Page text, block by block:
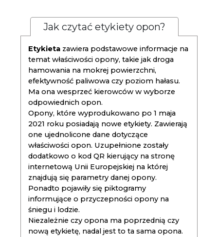
Jak czytać etykiety opon?
Etykieta zawiera podstawowe informacje na
temat właściwości opony, takie jak droga
hamowania na mokrej powierzchni,
efektywność paliwowa czy poziom hałasu.
Ma ona wesprzeć kierowców w wyborze
odpowiednich opon.
Opony, które wyprodukowano po 1 maja
2021 roku posiadają nowe etykiety. Zawierają
one ujednolicone dane dotyczące
właściwości opon. Uzupełnione zostały
dodatkowo o kod QR kierujący na stronę
internetową Unii Europejskiej na której
znajdują się parametry danej opony.
Ponadto pojawiły się piktogramy
informujące o przyczepności opony na
śniegu i lodzie.
Niezależnie czy opona ma poprzednią czy
nową etykietę, nadal jest to ta sama opona.